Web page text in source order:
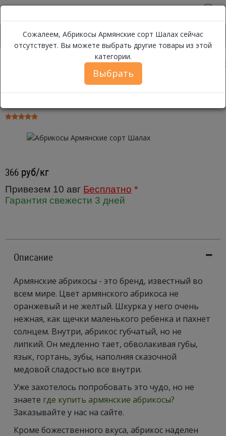
Сливы, Нектарины, Персики, Абрикосы
Сожалеем, Абрикосы Армянские сорт Шалах сейчас
отсутствует. Вы можете выбрать другие товары из этой
категории.
Выбрать
Абрикосы Армянские сорт Шалах
~ 500г
366 руб/кг
Привезем 10 авг Бесплатно *
Гарантия свежести 3 дней
Описание
Армянские абрикосы - это бренд, известный во
всем мире. Цвет армянского абрикоса не
оранжевый и не желтый. Шкурка у него очень
нежная, как щечки маленького ребенка и пахнет
солнцем. Внутри, абрикос губчатый, но не
липкий. Он медленно тает, обволакивая губы,
язык, гортань, зубы, наполняя сказочной
медовой сладостью все внутри.
Уже захотелось попробовать это чудо, но не
знаете где купить армянские абрикосы?
Заказывайте у нас на сайте.
Кроме божественного вкуса, абрикос наделен